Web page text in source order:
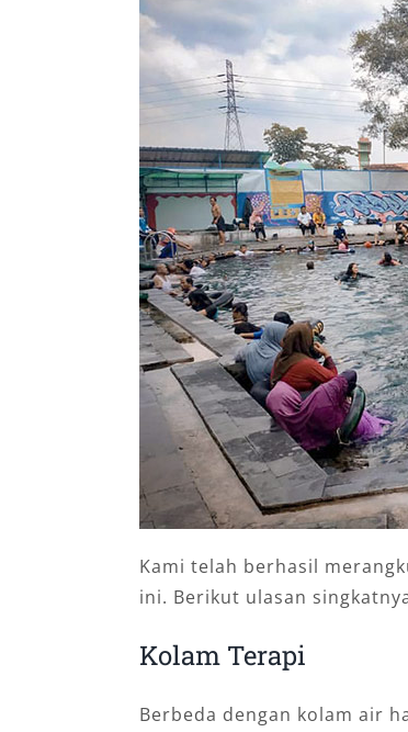
Kami telah berhasil
ini. Berikut ulasan
Kolam Terapi
Berbeda dengan kolam air